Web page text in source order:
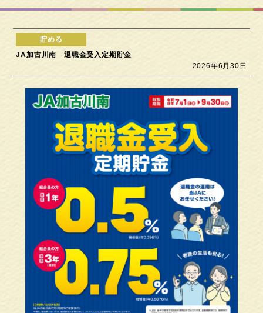
JA加古川南 退職金受入定期貯金
2026年6月30日